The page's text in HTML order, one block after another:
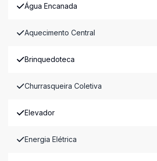
Água Encanada
Aquecimento Central
Brinquedoteca
Churrasqueira Coletiva
Elevador
Energia Elétrica